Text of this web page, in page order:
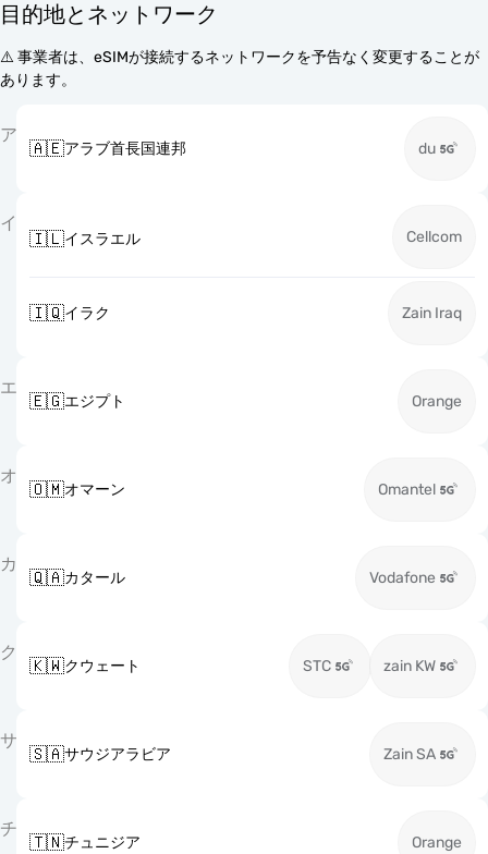
目的地とネットワーク
⚠️ 事業者は、eSIMが接続するネットワークを予告なく変更することが
あります。
ア
🇦🇪アラブ首長国連邦 du
イ
🇮🇱イスラエル Cellcom
🇮🇶イラク Zain Iraq
エ
🇪🇬エジプト Orange
オ
🇴🇲オマーン Omantel
カ
🇶🇦カタール Vodafone
ク
🇰🇼クウェート STC zain KW
サ
🇸🇦サウジアラビア Zain SA
チ
🇹🇳チュニジア Orange